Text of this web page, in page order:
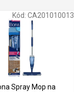
Spray Mop na
Kód: CA201010013